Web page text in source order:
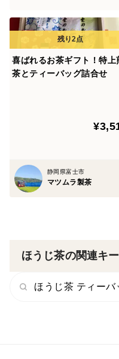
喜ばれるお茶ギフト！特上
茶とティーバッグ詰合せ
静岡県富士市
マツムラ製茶
ほうじ茶の関連キ
ほうじ茶 ティーバ